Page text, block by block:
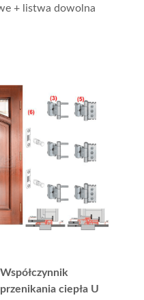
+ listwa dowolna
Współczynnik
przenikania ciepła U